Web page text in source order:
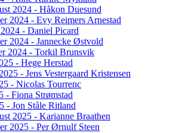
2024 - Håkon Duesund
2024 - Evy Reimers Arnestad
- Daniel Picard
2024 - Jannecke Østvold
2024 - Torkil Brunsvik
- Hege Herstad
- Jens Vestergaard Kristensen
- Nicolas Tourrenc
- Fiona Strømstad
- Jon Ståle Ritland
2025 - Karianne Braathen
2025 - Per Ørnulf Steen